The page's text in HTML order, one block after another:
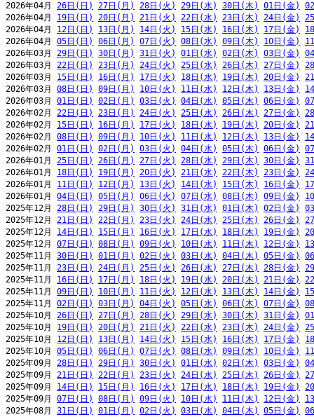
2026年04月 26日(日) 27日(月) 28日(火) 29日(水) 30日(木) 01日(金)
2026年04月 19日(日) 20日(月) 21日(火) 22日(水) 23日(木) 24日(金)
2026年04月 12日(日) 13日(月) 14日(火) 15日(水) 16日(木) 17日(金)
2026年04月 05日(日) 06日(月) 07日(火) 08日(水) 09日(木) 10日(金)
2026年03月 29日(日) 30日(月) 31日(火) 01日(水) 02日(木) 03日(金)
2026年03月 22日(日) 23日(月) 24日(火) 25日(水) 26日(木) 27日(金)
2026年03月 15日(日) 16日(月) 17日(火) 18日(水) 19日(木) 20日(金)
2026年03月 08日(日) 09日(月) 10日(火) 11日(水) 12日(木) 13日(金)
2026年03月 01日(日) 02日(月) 03日(火) 04日(水) 05日(木) 06日(金)
2026年02月 22日(日) 23日(月) 24日(火) 25日(水) 26日(木) 27日(金)
2026年02月 15日(日) 16日(月) 17日(火) 18日(水) 19日(木) 20日(金)
2026年02月 08日(日) 09日(月) 10日(火) 11日(水) 12日(木) 13日(金)
2026年02月 01日(日) 02日(月) 03日(火) 04日(水) 05日(木) 06日(金)
2026年01月 25日(日) 26日(月) 27日(火) 28日(水) 29日(木) 30日(金)
2026年01月 18日(日) 19日(月) 20日(火) 21日(水) 22日(木) 23日(金)
2026年01月 11日(日) 12日(月) 13日(火) 14日(水) 15日(木) 16日(金)
2026年01月 04日(日) 05日(月) 06日(火) 07日(水) 08日(木) 09日(金)
2025年12月 28日(日) 29日(月) 30日(火) 31日(水) 01日(木) 02日(金)
2025年12月 21日(日) 22日(月) 23日(火) 24日(水) 25日(木) 26日(金)
2025年12月 14日(日) 15日(月) 16日(火) 17日(水) 18日(木) 19日(金)
2025年12月 07日(日) 08日(月) 09日(火) 10日(水) 11日(木) 12日(金)
2025年11月 30日(日) 01日(月) 02日(火) 03日(水) 04日(木) 05日(金)
2025年11月 23日(日) 24日(月) 25日(火) 26日(水) 27日(木) 28日(金)
2025年11月 16日(日) 17日(月) 18日(火) 19日(水) 20日(木) 21日(金)
2025年11月 09日(日) 10日(月) 11日(火) 12日(水) 13日(木) 14日(金)
2025年11月 02日(日) 03日(月) 04日(火) 05日(水) 06日(木) 07日(金)
2025年10月 26日(日) 27日(月) 28日(火) 29日(水) 30日(木) 31日(金)
2025年10月 19日(日) 20日(月) 21日(火) 22日(水) 23日(木) 24日(金)
2025年10月 12日(日) 13日(月) 14日(火) 15日(水) 16日(木) 17日(金)
2025年10月 05日(日) 06日(月) 07日(火) 08日(水) 09日(木) 10日(金)
2025年09月 28日(日) 29日(月) 30日(火) 01日(水) 02日(木) 03日(金)
2025年09月 21日(日) 22日(月) 23日(火) 24日(水) 25日(木) 26日(金)
2025年09月 14日(日) 15日(月) 16日(火) 17日(水) 18日(木) 19日(金)
2025年09月 07日(日) 08日(月) 09日(火) 10日(水) 11日(木) 12日(金)
2025年08月 31日(日) 01日(月) 02日(火) 03日(水) 04日(木) 05日(金)